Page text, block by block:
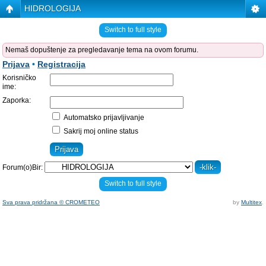
HIDROLOGIJA
Switch to full style
Nemaš dopuštenje za pregledavanje tema na ovom forumu.
Prijava • Registracija
Korisničko
ime:
Zaporka:
Automatsko prijavljivanje
Sakrij moj online status
Forum(o)Bir:
Switch to full style
Sva prava pridržana © CROMETEO by Multitex